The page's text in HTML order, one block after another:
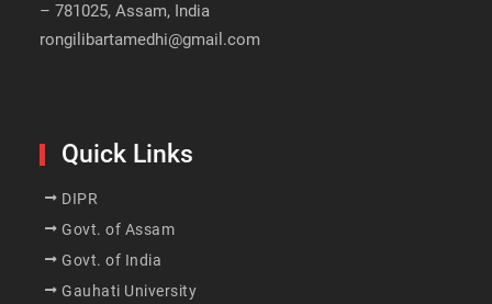
– 781025, Assam, India
rongilibartamedhi@gmail.com
Quick Links
DIPR
Govt. of Assam
Govt. of India
Gauhati University